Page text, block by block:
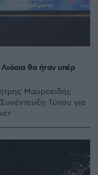
θα ήταν υπέρ
Μαυροειδής
Τύπου για